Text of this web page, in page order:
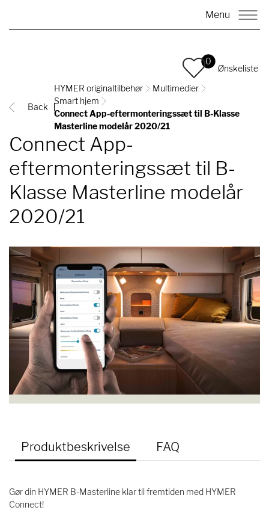
Menu
0
Ønskeliste
Back
HYMER originaltilbehør
Multimedier
Smart hjem
Connect App-eftermonteringssæt til B-Klasse
Masterline modelår 2020/21
Connect App-
eftermonteringssæt til B-
Klasse Masterline modelår
2020/21
Produktbeskrivelse FAQ
Gør din HYMER B-Masterline klar til fremtiden med HYMER
Connect!